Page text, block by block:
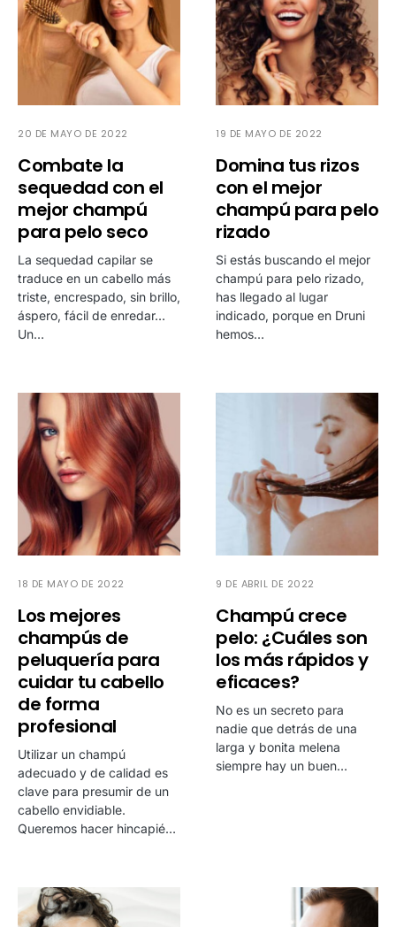
20 DE MAYO DE 2022
Combate la
sequedad con el
mejor champú
para pelo seco
La sequedad capilar se
traduce en un cabello más
triste, encrespado, sin brillo,
áspero, fácil de enredar…
Un…
19 DE MAYO DE 2022
Domina tus rizos
con el mejor
champú para pelo
rizado
Si estás buscando el mejor
champú para pelo rizado,
has llegado al lugar
indicado, porque en Druni
hemos…
18 DE MAYO DE 2022
Los mejores
champús de
peluquería para
cuidar tu cabello
de forma
profesional
Utilizar un champú
adecuado y de calidad es
clave para presumir de un
cabello envidiable.
Queremos hacer hincapié…
9 DE ABRIL DE 2022
Champú crece
pelo: ¿Cuáles son
los más rápidos y
eficaces?
No es un secreto para
nadie que detrás de una
larga y bonita melena
siempre hay un buen…